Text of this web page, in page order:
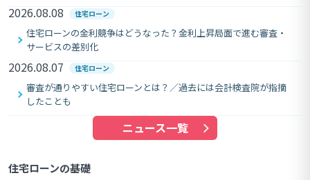
2026.08.08 住宅ローン
住宅ローンの金利競争はどうなった？金利上昇局面で進む審査・
サービスの差別化
2026.08.07 住宅ローン
審査が通りやすい住宅ローンとは？／過去には会計検査院が指摘
したことも
ニュース一覧
住宅ローンの基礎